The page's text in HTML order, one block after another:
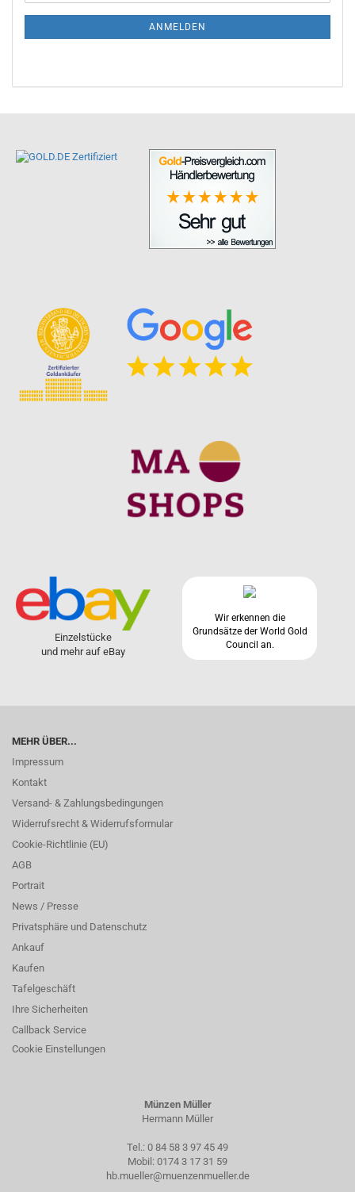
ANMELDEN
Einzelstücke
und mehr auf eBay
Wir erkennen die
Grundsätze der World Gold
Council an.
MEHR ÜBER...
Impressum
Kontakt
Versand- & Zahlungsbedingungen
Widerrufsrecht & Widerrufsformular
Cookie-Richtlinie (EU)
AGB
Portrait
News / Presse
Privatsphäre und Datenschutz
Ankauf
Kaufen
Tafelgeschäft
Ihre Sicherheiten
Callback Service
Cookie Einstellungen
Münzen Müller
Hermann Müller
Tel.: 0 84 58 3 97 45 49
Mobil: 0174 3 17 31 59
hb.mueller@muenzenmueller.de